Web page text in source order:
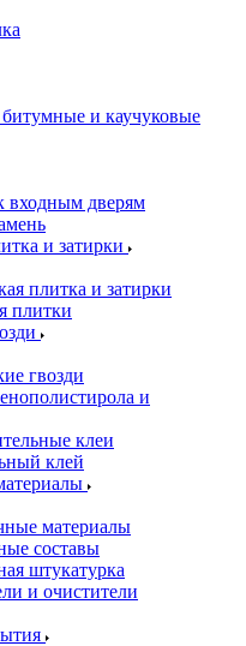
и каучуковые
входным дверям
и затирки
плитка и затирки
плитки
гвозди
и
клеи
клей
материалы
составы
штукатурка
и очистители